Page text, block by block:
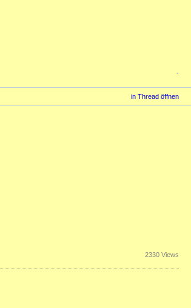
-
in Thread öffnen
2330 Views